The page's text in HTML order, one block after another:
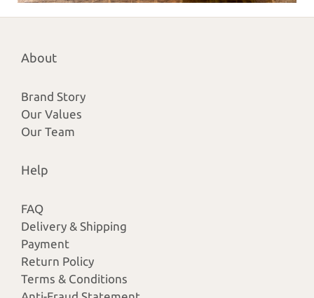
About
Brand Story
Our Values
Our Team
Help
FAQ
Delivery & Shipping
Payment
Return Policy
Terms & Conditions